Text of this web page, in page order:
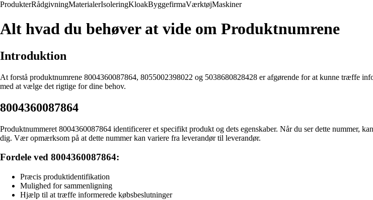
ProdukterRådgivningMaterialerIsoleringKloakByggefirmaVærktøjMaskiner
Alt hvad du behøver at vide om Produktnumrene
Introduktion
At forstå produktnumrene 8004360087864, 8055002398022 og 5038680828428 er afgørende for at kunne træffe
med at vælge det rigtige for dine behov.
8004360087864
Produktnummeret 8004360087864 identificerer et specifikt produkt og dets egenskaber. Når du ser dette nummer,
dig. Vær opmærksom på at dette nummer kan variere fra leverandør til leverandør.
Fordele ved 8004360087864:
Præcis produktidentifikation
Mulighed for sammenligning
Hjælp til at træffe informerede købsbeslutninger